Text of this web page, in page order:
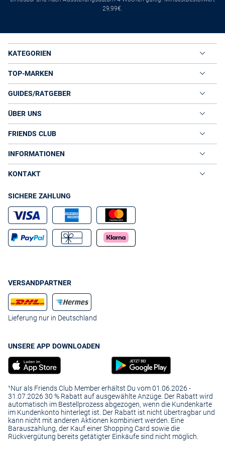
29,99€.
KATEGORIEN
TOP-MARKEN
GUIDES/RATGEBER
ÜBER UNS
FRIENDS CLUB
INFORMATIONEN
KONTAKT
SICHERE ZAHLUNG
VERSANDPARTNER
Lieferung nur in Deutschland
UNSERE APP DOWNLOADEN
¹Nur als Friends Club Member erhältst Du vom 01.06.2026 -
31.07.2026 30 % Rabatt auf ausgewählte Anzüge. Der Rabatt wird
automatisch im Bestellprozess abgezogen, wenn die Kundenkarte
im Kundenkonto hinterlegt ist. Der Rabatt ist nicht übertragbar und
kann nicht mit anderen Aktionen kombiniert werden. Eine
Barauszahlung, der Kauf einer Shopping Card sowie die
Rückvergütung bereits getätigter Einkäufe sind nicht möglich.